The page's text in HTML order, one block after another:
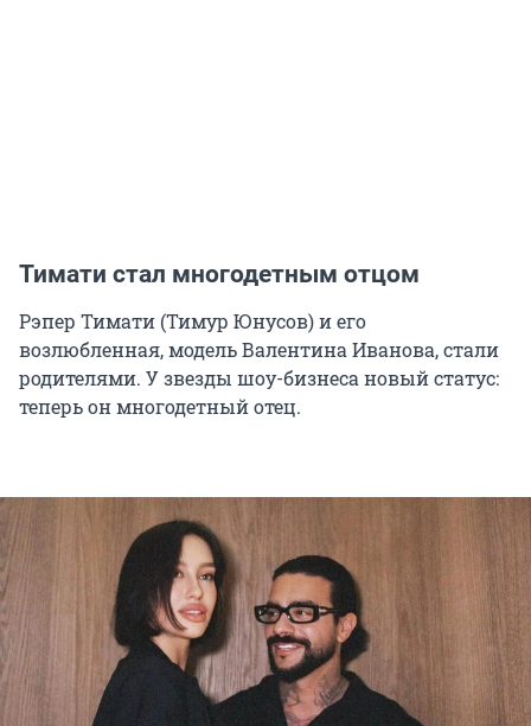
Тимати стал многодетным отцом
Рэпер Тимати (Тимур Юнусов) и его
возлюбленная, модель Валентина Иванова, стали
родителями. У звезды шоу-бизнеса новый статус:
теперь он многодетный отец.